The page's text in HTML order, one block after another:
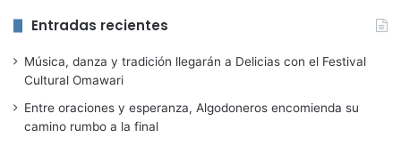
Entradas recientes
Música, danza y tradición llegarán a Delicias con el Festival
Cultural Omawari
Entre oraciones y esperanza, Algodoneros encomienda su
camino rumbo a la final